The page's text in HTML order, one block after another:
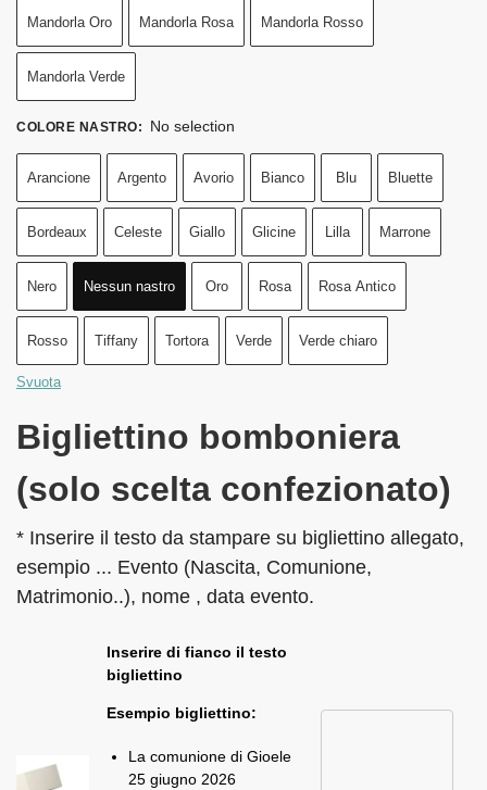
Mandorla Oro Mandorla Rosa Mandorla Rosso
Mandorla Verde
COLORE NASTRO: No selection
Arancione Argento Avorio Bianco Blu Bluette
Bordeaux Celeste Giallo Glicine Lilla Marrone
Nero Nessun nastro Oro Rosa Rosa Antico
Rosso Tiffany Tortora Verde Verde chiaro
Svuota
Bigliettino bomboniera
(solo scelta confezionato)
* Inserire il testo da stampare su bigliettino allegato,
esempio ... Evento (Nascita, Comunione,
Matrimonio..), nome , data evento.
Inserire di fianco il testo
bigliettino
Esempio bigliettino:
La comunione di Gioele
25 giugno 2026